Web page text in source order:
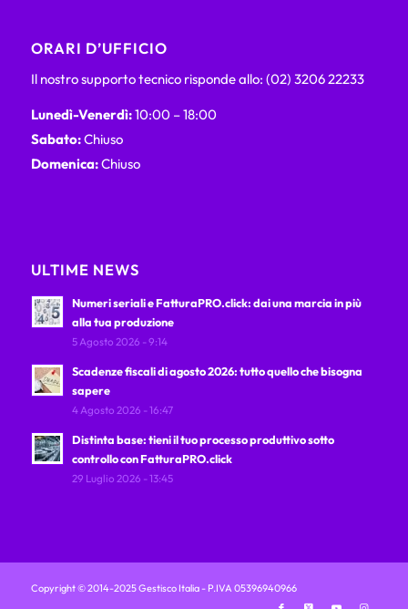
ORARI D’UFFICIO
Il nostro supporto tecnico risponde allo: (02) 3206 22233
Lunedì-Venerdì:10:00 – 18:00
Sabato:Chiuso
Domenica:Chiuso
ULTIME NEWS
Numeri seriali e FatturaPRO.click: dai una marcia in più
alla tua produzione
5 Agosto 2026 - 9:14
Scadenze fiscali di agosto 2026: tutto quello che bisogna
sapere
4 Agosto 2026 - 16:47
Distinta base: tieni il tuo processo produttivo sotto
controllo con FatturaPRO.click
29 Luglio 2026 - 13:45
Copyright © 2014-2025 Gestisco Italia - P.IVA 05396940966